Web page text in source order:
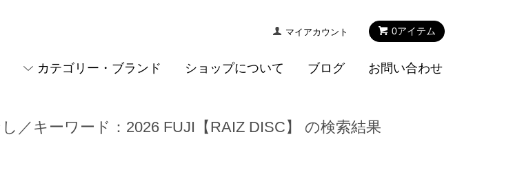
0アイテム
マイアカウント
カテゴリー・ブランド ショップについて ブログ お問い合わせ
／キーワード：2026 FUJI【RAIZ DISC】 の検索結果